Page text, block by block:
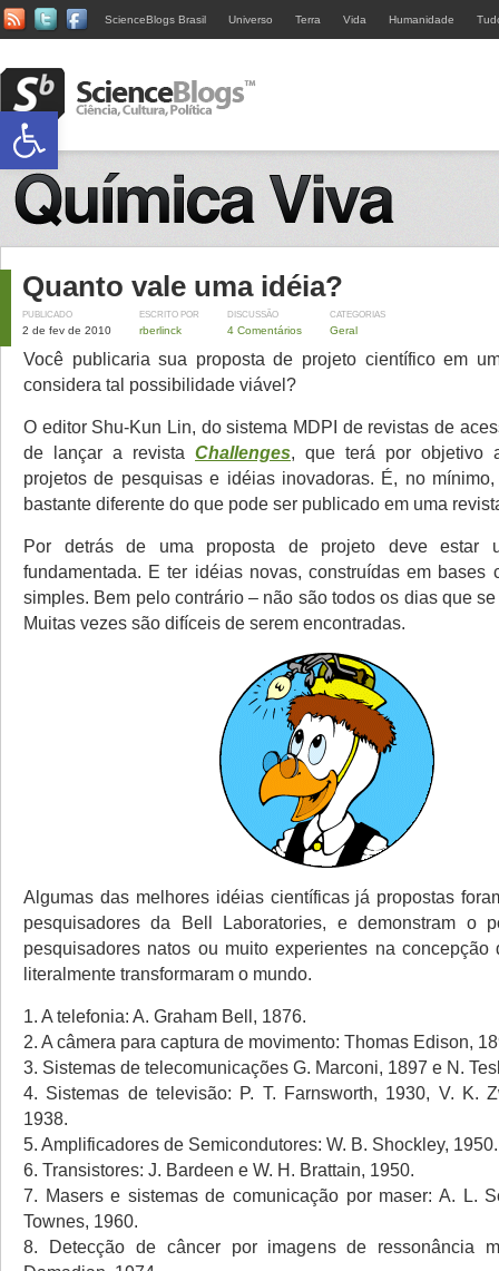
ScienceBlogs Brasil Universo Terra Vida Humanidade
Quanto vale uma idéia?
PUBLICADO
2 de fev de 2010
ESCRITO POR
rberlinck
DISCUSSÃO
4 Comentários
CATEGORIAS
Geral
Você publicaria sua proposta de projeto científico em
considera tal possibilidade viável?
O editor Shu-Kun Lin, do sistema MDPI de revistas de
de lançar a revista Challenges, que terá por objetivo
projetos de pesquisas e idéias inovadoras. É, no
bastante diferente do que pode ser publicado em uma
Por detrás de uma proposta de projeto deve estar
fundamentada. E ter idéias novas, construídas em bases
simples. Bem pelo contrário – não são todos os dias que
Muitas vezes são difíceis de serem encontradas.
Algumas das melhores idéias científicas já propostas
pesquisadores da Bell Laboratories, e demonstram o
pesquisadores natos ou muito experientes na concepção
literalmente transformaram o mundo.
1. A telefonia: A. Graham Bell, 1876.
2. A câmera para captura de movimento: Thomas Edison,
3. Sistemas de telecomunicações G. Marconi, 1897 e N.
4. Sistemas de televisão: P. T. Farnsworth, 1930, V. K.
1938.
5. Amplificadores de Semicondutores: W. B. Shockley, 1950.
6. Transistores: J. Bardeen e W. H. Brattain, 1950.
7. Masers e sistemas de comunicação por maser: A. L.
Townes, 1960.
8. Detecção de câncer por imagens de ressonância
Abrir a barra de ferramentas